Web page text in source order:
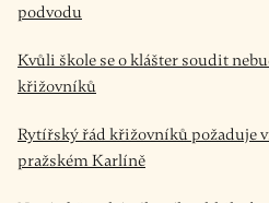
podvodu
Kvůli škole se o klášter soudit
křižovníků
Rytířský řád křižovníků požaduje
pražském Karlíně